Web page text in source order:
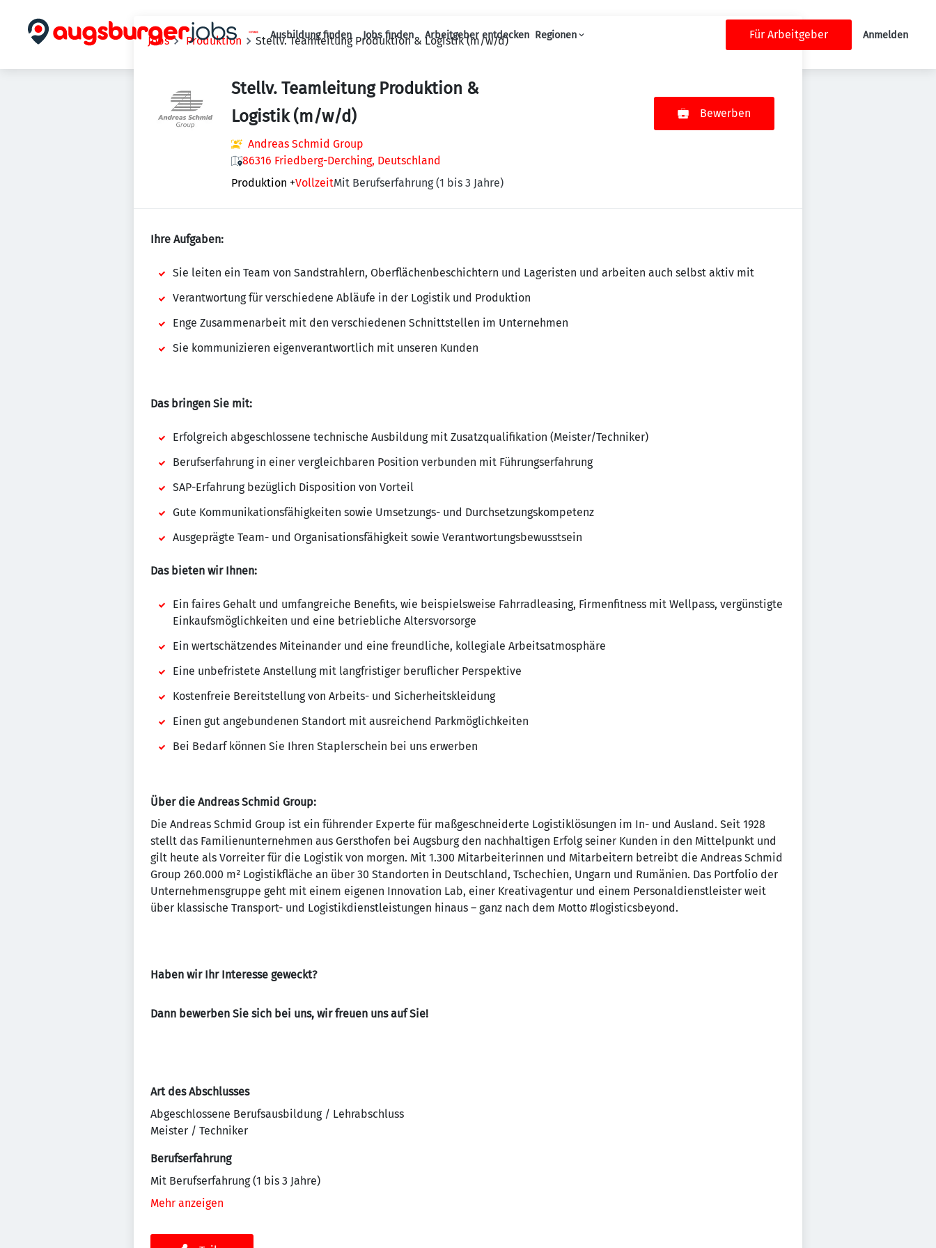
Haupt-Navigation
Ausbildung finden Jobs finden Arbeitgeber entdecken Regionen Für Arbeitgeber Anmelden
Jobs Produktion Stellv. Teamleitung Produktion & Logistik (m/w/d)
Stellv. Teamleitung Produktion &
Logistik (m/w/d)
Andreas Schmid Group
86316 Friedberg-Derching, Deutschland
Produktion +VollzeitMit Berufserfahrung (1 bis 3 Jahre)
Bewerben
Ihre Aufgaben:
Sie leiten ein Team von Sandstrahlern, Oberflächenbeschichtern und Lageristen und arbeiten auch selbst aktiv mit
Verantwortung für verschiedene Abläufe in der Logistik und Produktion
Enge Zusammenarbeit mit den verschiedenen Schnittstellen im Unternehmen
Sie kommunizieren eigenverantwortlich mit unseren Kunden
Das bringen Sie mit:
Erfolgreich abgeschlossene technische Ausbildung mit Zusatzqualifikation (Meister/Techniker)
Berufserfahrung in einer vergleichbaren Position verbunden mit Führungserfahrung
SAP-Erfahrung bezüglich Disposition von Vorteil
Gute Kommunikationsfähigkeiten sowie Umsetzungs- und Durchsetzungskompetenz
Ausgeprägte Team- und Organisationsfähigkeit sowie Verantwortungsbewusstsein
Das bieten wir Ihnen:
Ein faires Gehalt und umfangreiche Benefits, wie beispielsweise Fahrradleasing, Firmenfitness mit Wellpass, vergünstigte
Einkaufsmöglichkeiten und eine betriebliche Altersvorsorge
Ein wertschätzendes Miteinander und eine freundliche, kollegiale Arbeitsatmosphäre
Eine unbefristete Anstellung mit langfristiger beruflicher Perspektive
Kostenfreie Bereitstellung von Arbeits- und Sicherheitskleidung
Einen gut angebundenen Standort mit ausreichend Parkmöglichkeiten
Bei Bedarf können Sie Ihren Staplerschein bei uns erwerben
Über die Andreas Schmid Group:
Die Andreas Schmid Group ist ein führender Experte für maßgeschneiderte Logistiklösungen im In- und Ausland. Seit 1928
stellt das Familienunternehmen aus Gersthofen bei Augsburg den nachhaltigen Erfolg seiner Kunden in den Mittelpunkt und
gilt heute als Vorreiter für die Logistik von morgen. Mit 1.300 Mitarbeiterinnen und Mitarbeitern betreibt die Andreas Schmid
Group 260.000 m² Logistikfläche an über 30 Standorten in Deutschland, Tschechien, Ungarn und Rumänien. Das Portfolio der
Unternehmensgruppe geht mit einem eigenen Innovation Lab, einer Kreativagentur und einem Personaldienstleister weit
über klassische Transport- und Logistikdienstleistungen hinaus – ganz nach dem Motto #logisticsbeyond.
Haben wir Ihr Interesse geweckt?
Dann bewerben Sie sich bei uns, wir freuen uns auf Sie!
Art des Abschlusses
Abgeschlossene Berufsausbildung / Lehrabschluss
Meister / Techniker
Berufserfahrung
Mit Berufserfahrung (1 bis 3 Jahre)
Mehr anzeigen